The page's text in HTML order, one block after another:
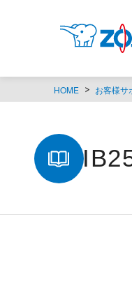
HOME お客様サ
SM-